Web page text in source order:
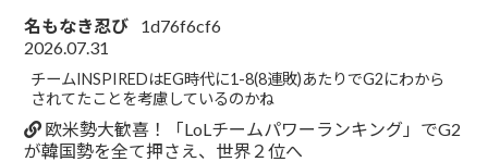
名もなき忍び
1d76f6cf6
2026.07.31
チームINSPIREDはEG時代に1-8(8連敗)あたりでG2にわから
されてたことを考慮しているのかね
欧米勢大歓喜！「LoLチームパワーランキング」でG2
が韓国勢を全て押さえ、世界２位へ